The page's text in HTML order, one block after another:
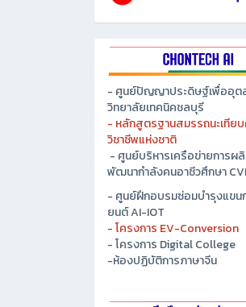
- ศูนย์ปัญญาประดิษฐ์เพื่ออุต
วิทยาลัยเทคนิคชลบุรี
- หลักสูตรฐานสมรรถนะเที
วิชาชีพแห่งชาติ
- ศูนย์บริหารเครือข่ายการผ
พัฒนากำลังคนอาชีวศึกษา
- ศูนย์ฝึกอบรมซ่อมบำรุงแขน
ยนต์ AI-IOT
- โครงการ EV-Conversion
- โครงการ Digital College
-ห้องปฏิบัติการภาษาจีน